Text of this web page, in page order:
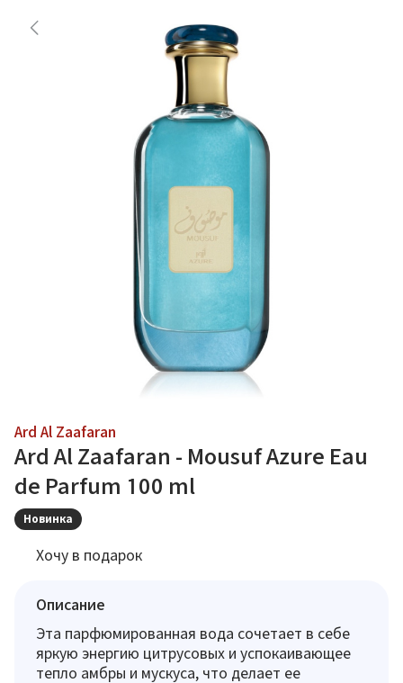
Ard Al Zaafaran
Ard Al Zaafaran - Mousuf Azure Eau
de Parfum 100 ml
Новинка
Хочу в подарок
Описание
Эта парфюмированная вода сочетает в себе
яркую энергию цитрусовых и успокаивающее
тепло амбры и мускуса, что делает ее